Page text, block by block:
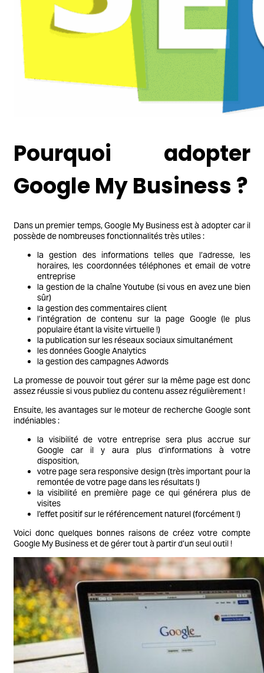
Pourquoi adopter
Google My Business ?
Dans un premier temps, Google My Business est à adopter car il
possède de nombreuses fonctionnalités très utiles :
la gestion des informations telles que l’adresse, les
horaires, les coordonnées téléphones et email de votre
entreprise
la gestion de la chaîne Youtube (si vous en avez une bien
sûr)
la gestion des commentaires client
l’intégration de contenu sur la page Google (le plus
populaire étant la visite virtuelle !)
la publication sur les réseaux sociaux simultanément
les données Google Analytics
la gestion des campagnes Adwords
La promesse de pouvoir tout gérer sur la même page est donc
assez réussie si vous publiez du contenu assez régulièrement !
Ensuite, les avantages sur le moteur de recherche Google sont
indéniables :
la visibilité de votre entreprise sera plus accrue sur
Google car il y aura plus d’informations à votre
disposition,
votre page sera responsive design (très important pour la
remontée de votre page dans les résultats !)
la visibilité en première page ce qui générera plus de
visites
l’effet positif sur le référencement naturel (forcément !)
Voici donc quelques bonnes raisons de créez votre compte
Google My Business et de gérer tout à partir d’un seul outil !